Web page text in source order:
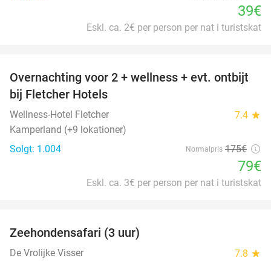
39€
Eskl. ca. 2€ per person per nat i turistskat
55%
Overnachting voor 2 + wellness + evt. ontbijt
bij Fletcher Hotels
Wellness-Hotel Fletcher 7.4 star
Kamperland (+9 lokationer)
Solgt: 1.004
Normalpris 175€
79€
Eskl. ca. 3€ per person per nat i turistskat
Zeehondensafari (3 uur)
De Vrolijke Visser 7.8 star